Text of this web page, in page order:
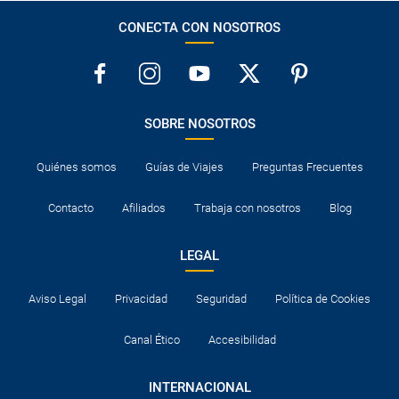
CONECTA CON NOSOTROS
SOBRE NOSOTROS
Quiénes somos Guías de Viajes Preguntas Frecuentes
Contacto Afiliados Trabaja con nosotros Blog
LEGAL
Aviso Legal Privacidad Seguridad Política de Cookies
Canal Ético Accesibilidad
INTERNACIONAL